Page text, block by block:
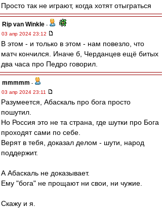
Просто так не играют, когда хотят отыграться
Rip van Winkle -
03 апр 2024 23:12
В этом - и только в этом - нам повезло, что
матч кончился. Иначе б, Черданцев ещё битых
два часа про Педро говорил.
mmmmm -
03 апр 2024 23:11
Разумеется, Абаскаль про бога просто
пошутил.
Но Россия это не та страна, где шутки про Бога
проходят сами по себе.
Верят в тебя, доказал делом - шути, народ
поддержит.
А Абаскаль не доказывает.
Ему "бога" не прощают ни свои, ни чужие.
Скажу и я.